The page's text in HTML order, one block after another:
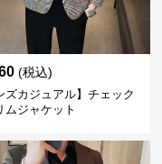
(税込)
ズカジュアル】チェック
ムジャケット